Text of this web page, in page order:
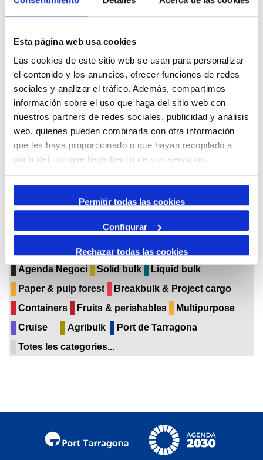
Esta página web usa cookies
Las cookies de este sitio web se usan para personalizar
el contenido y los anuncios, ofrecer funciones de redes
sociales y analizar el tráfico. Además, compartimos
información sobre el uso que haga del sitio web con
nuestros partners de redes sociales, publicidad y análisis
web, quienes pueden combinarla con otra información
que les haya proporcionado o que hayan recopilado a
partir del uso que haya hecho de sus servicios.
Permitir todas las cookies
Configurar
Rechazar todas las cookies
desembre, 2024
Per mes
Anar a un mes
novembre
desembre 2024
gener
dilluns 02
Antigua Yacht Show
Agenda Negoci Solid bulk
Liquid bulk
Paper & pulp forest
Breakbulk & Project cargo
Containers
Fruits & perishables
Multipurpose
Cruise
Agribulk
Port de Tarragona
Totes les categories...